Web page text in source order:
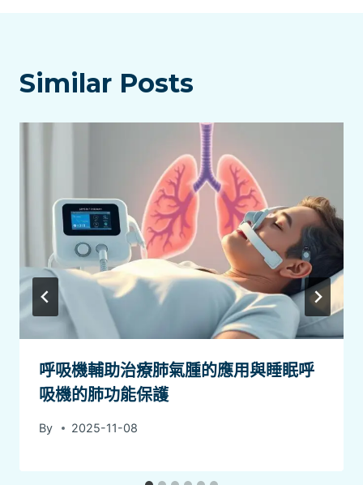
Similar Posts
呼吸機輔助治療肺氣腫的應用與睡眠呼
吸機的肺功能保護
By 2025-11-08